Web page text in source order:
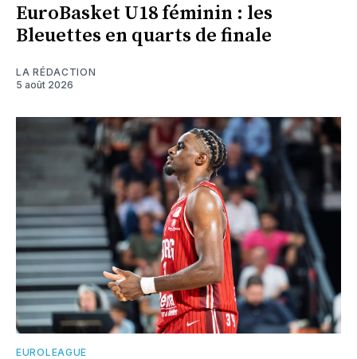
EuroBasket U18 féminin : les
Bleuettes en quarts de finale
LA RÉDACTION
5 août 2026
EUROLEAGUE